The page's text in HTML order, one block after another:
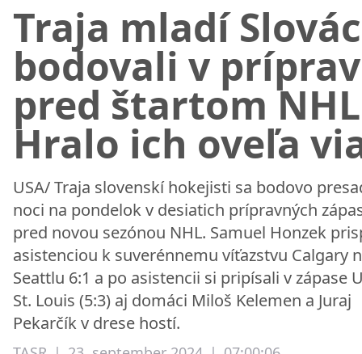
Traja mladí
bodovali v
pred štartom
Hralo ich oveľa
USA/ Traja slovenskí hokejisti sa bodovo
noci na pondelok v desiatich prípravných
pred novou sezónou NHL. Samuel Honzek
asistenciou k suverénnemu víťazstvu Calgary
Seattlu 6:1 a po asistencii si pripísali v zápase
St. Louis (5:3) aj domáci Miloš Kelemen a Juraj
Pekarčík v drese hostí.